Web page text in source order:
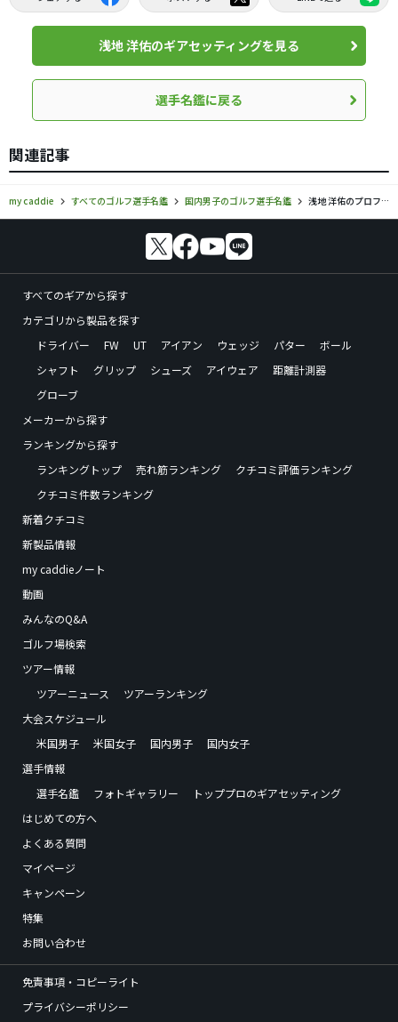
浅地 洋佑のギアセッティングを見る
選手名鑑に戻る
関連記事
my caddie すべてのゴルフ選手名鑑 国内男子のゴルフ選手名鑑 浅地 洋佑のプロフィール・ツアー成績
すべてのギアから探す
カテゴリから製品を探す
ドライバー
FW UT アイアン ウェッジ パター
ボール
シャフト
グリップ シューズ アイウェア
距離計測器
グローブ
メーカーから探す
ランキングから探す
ランキングトップ
売れ筋ランキング
クチコミ評価ランキング
クチコミ件数ランキング
新着クチコミ
新製品情報
my caddieノート
動画
みんなのQ&A
ゴルフ場検索
ツアー情報
ツアーニュース
ツアーランキング
大会スケジュール
米国男子
米国女子 国内男子
国内女子
選手情報
選手名鑑
フォトギャラリー
トッププロのギアセッティング
はじめての方へ
よくある質問
マイページ
キャンペーン
特集
お問い合わせ
免責事項・コピーライト
プライバシーポリシー